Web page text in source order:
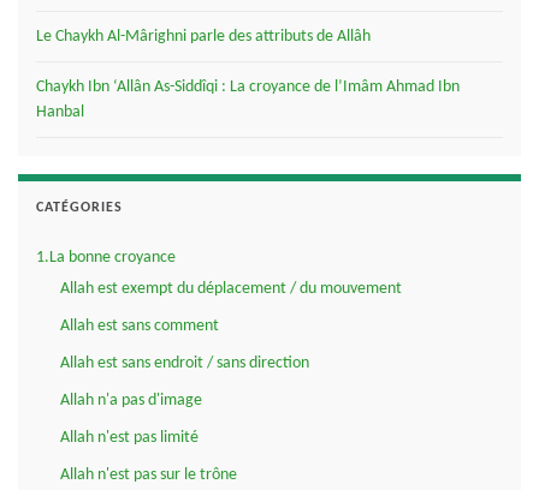
Le Chaykh Al-Mârighni parle des attributs de Allâh
Chaykh Ibn ‘Allân As-Siddîqi : La croyance de l’Imâm Ahmad Ibn
Hanbal
CATÉGORIES
1.La bonne croyance
Allah est exempt du déplacement / du mouvement
Allah est sans comment
Allah est sans endroit / sans direction
Allah n'a pas d'image
Allah n'est pas limité
Allah n'est pas sur le trône